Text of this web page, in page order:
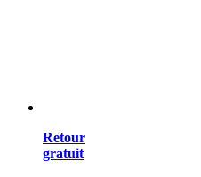
Retour
gratuit